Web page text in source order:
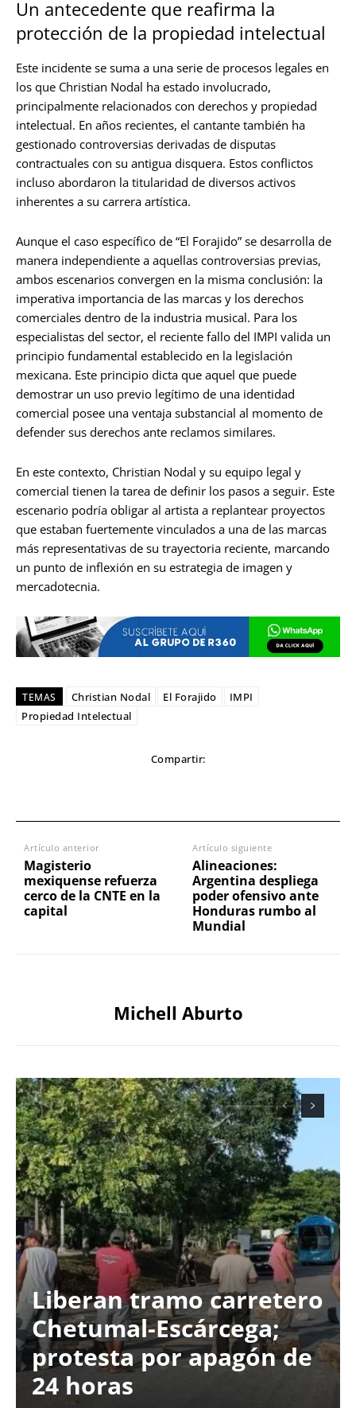
Un antecedente que reafirma la
protección de la propiedad intelectual
Este incidente se suma a una serie de procesos legales en
los que Christian Nodal ha estado involucrado,
principalmente relacionados con derechos y propiedad
intelectual. En años recientes, el cantante también ha
gestionado controversias derivadas de disputas
contractuales con su antigua disquera. Estos conflictos
incluso abordaron la titularidad de diversos activos
inherentes a su carrera artística.
Aunque el caso específico de “El Forajido” se desarrolla de
manera independiente a aquellas controversias previas,
ambos escenarios convergen en la misma conclusión: la
imperativa importancia de las marcas y los derechos
comerciales dentro de la industria musical. Para los
especialistas del sector, el reciente fallo del IMPI valida un
principio fundamental establecido en la legislación
mexicana. Este principio dicta que aquel que puede
demostrar un uso previo legítimo de una identidad
comercial posee una ventaja substancial al momento de
defender sus derechos ante reclamos similares.
En este contexto, Christian Nodal y su equipo legal y
comercial tienen la tarea de definir los pasos a seguir. Este
escenario podría obligar al artista a replantear proyectos
que estaban fuertemente vinculados a una de las marcas
más representativas de su trayectoria reciente, marcando
un punto de inflexión en su estrategia de imagen y
mercadotecnia.
TEMAS Christian Nodal El Forajido
IMPI
Propiedad Intelectual
Compartir:
Artículo anterior
Magisterio
mexiquense refuerza
cerco de la CNTE en la
capital
Artículo siguiente
Alineaciones:
Argentina despliega
poder ofensivo ante
Honduras rumbo al
Mundial
Michell Aburto
Liberan tramo carretero
Chetumal-Escárcega;
protesta por apagón de
24 horas